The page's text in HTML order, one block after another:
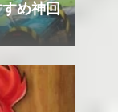
め神回